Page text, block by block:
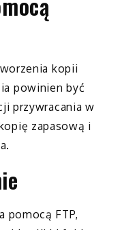
kopii
powinien być
przywracania w
zapasową i
pomocą FTP,